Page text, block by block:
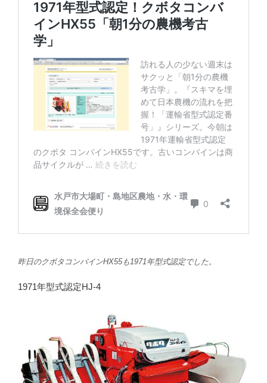
昨日のクボタコンバインHX55も1971年型式認定でした。
1971年型式認定HJ-4